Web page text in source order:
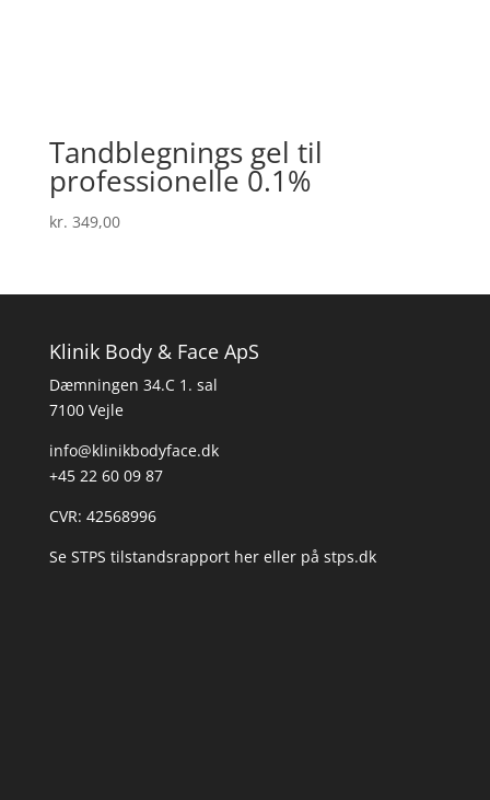
Tandblegnings gel til
professionelle 0.1%
kr. 349,00
Klinik Body & Face ApS
Dæmningen 34.C 1. sal
7100 Vejle
info@klinikbodyface.dk
+45 22 60 09 87
CVR: 42568996
Se STPS tilstandsrapport hereller på stps.dk